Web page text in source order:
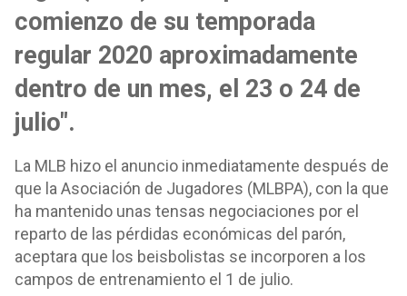
comienzo de su temporada
regular 2020 aproximadamente
dentro de un mes, el 23 o 24 de
julio".
La MLB hizo el anuncio inmediatamente después de
que la Asociación de Jugadores (MLBPA), con la que
ha mantenido unas tensas negociaciones por el
reparto de las pérdidas económicas del parón,
aceptara que los beisbolistas se incorporen a los
campos de entrenamiento el 1 de julio.